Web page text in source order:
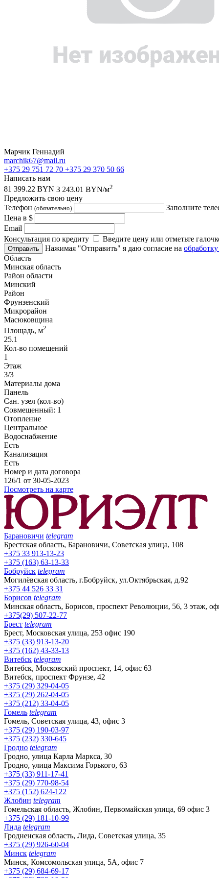
Марчик Геннадий
marchik67@mail.ru
+375 29 751 72 70 +375 29 370 50 66
Написать нам
81 399.22 BYN 3 243.01 BYN/м2
Предложить свою цену
Телефон (обязательно)
Заполните
Цена в $
Email
Консультация по кредиту
Введите цену или отметьте
Отправить Нажимая "Отправить" я даю согласие на
Область
Минская область
Район области
Минский
Район
Фрунзенский
Микрорайон
Масюковщина
Площадь, м2
25.1
Кол-во помещений
1
Этаж
3/3
Материалы дома
Панель
Сан. узел (кол-во)
Совмещенный: 1
Отопление
Центральное
Водоснабжение
Есть
Канализация
Есть
Номер и дата договора
126/1 от 30-05-2023
Посмотреть на карте
Барановичи telegram
Брестская область, Барановичи, Советская улица, 108
+375 33 913-13-23
+375 (163) 63-13-33
Бобруйск telegram
Могилёвская область, г.Бобруйск, ул.Октябрьская, д.92
+375 44 526 33 31
Борисов telegram
Минская область, Борисов, проспект Революции, 56, 3 этаж,
+375(29) 507-22-77
Брест telegram
Брест, Московская улица, 253 офис 190
+375 (33) 913-13-20
+375 (162) 43-33-13
Витебск telegram
Витебск, Московский проспект, 14, офис 63
Витебск, проспект Фрунзе, 42
+375 (29) 329-04-05
+375 (29) 262-04-05
+375 (212) 33-04-05
Гомель telegram
Гомель, Советская улица, 43, офис 3
+375 (29) 190-03-97
+375 (232) 330-645
Гродно telegram
Гродно, улица Карла Маркса, 30
Гродно, улица Максима Горького, 63
+375 (33) 911-17-41
+375 (29) 770-98-54
+375 (152) 624-122
Жлобин telegram
Гомельская область, Жлобин, Первомайская улица, 69 офис 3
+375 (29) 181-10-99
Лида telegram
Гродненская область, Лида, Советская улица, 35
+375 (29) 926-60-04
Минск telegram
Минск, Комсомольская улица, 5А, офис 7
+375 (29) 684-69-17